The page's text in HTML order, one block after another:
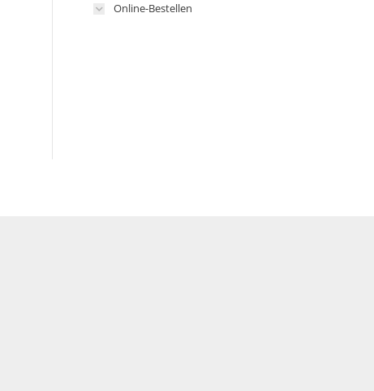
Online-Bestellen